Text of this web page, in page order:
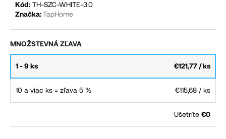
Kód: TH-SZC-WHITE-3.0
Značka:TapHome
MNOŽSTEVNÁ ZĽAVA
1 - 9 ks €121,77 / ks
10 a viac ks = zľava 5 % €115,68 / ks
Ušetríte €0
ú
č
a
m